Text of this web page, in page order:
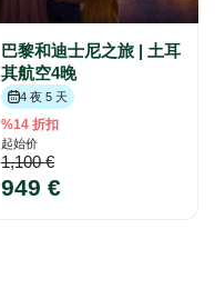
巴黎和迪士尼之旅 | 土耳
其航空4晚
4 夜 5 天
%14 折扣
起始价
1,100 €
949 €